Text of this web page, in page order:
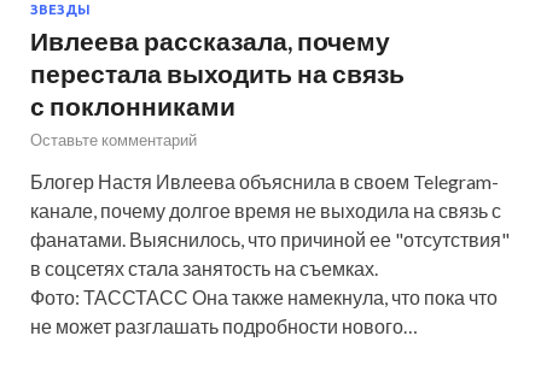
ЗВЕЗДЫ
Ивлеева рассказала, почему
перестала выходить на связь
с поклонниками
Оставьте комментарий
Блогер Настя Ивлеева объяснила в своем Telegram-
канале, почему долгое время не выходила на связь с
фанатами. Выяснилось, что причиной ее "отсутствия"
в соцсетях стала занятость на съемках.
Фото: ТАССТАСС Она также намекнула, что пока что
не может разглашать подробности нового…